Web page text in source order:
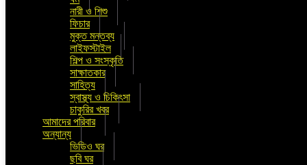
নারী ও শিশু
ফিচার
মুক্ত মন্তব্য
লাইফস্টাইল
শিল্প ও সংস্কৃতি
সাক্ষাতকার
সাহিত্য
স্বাস্থ্য ও চিকিৎসা
চাকুরির খবর
আমাদের পরিবার
অন্যান্য
ভিডিও ঘর
ছবি ঘর